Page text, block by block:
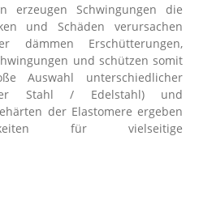
erzeugen Schwingungen die
und Schäden verursachen
dämmen Erschütterungen,
und schützen somit
Auswahl unterschiedlicher
Stahl / Edelstahl) und
der Elastomere ergeben
für vielseitige